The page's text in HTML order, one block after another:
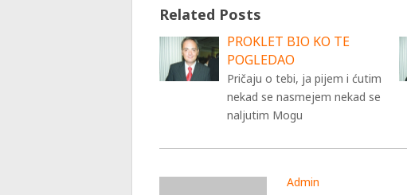
Related Posts
PROKLET BIO KO TE
POGLEDAO
Pričaju o tebi, ja pijem i ćutim
nekad se nasmejem nekad se
naljutim Mogu
Admin